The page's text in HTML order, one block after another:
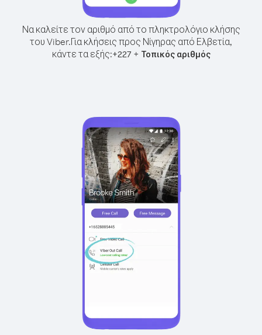
Να καλείτε τον αριθμό από το πληκτρολόγιο κλήσης
του Viber.Για κλήσεις προς Νίγηρας από Ελβετία,
κάντε τα εξής:+227+ Τοπικός αριθμός